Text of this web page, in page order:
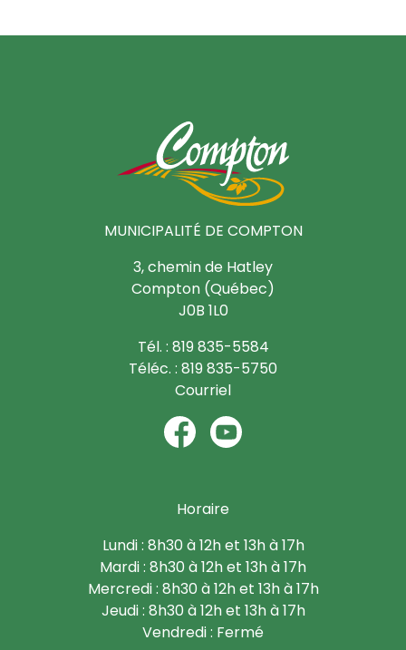
MUNICIPALITÉ DE COMPTON
3, chemin de Hatley
Compton (Québec)
J0B 1L0
Tél. : 819 835-5584
Téléc. : 819 835-5750
Courriel
Horaire
Lundi : 8h30 à 12h et 13h à 17h
Mardi : 8h30 à 12h et 13h à 17h
Mercredi : 8h30 à 12h et 13h à 17h
Jeudi : 8h30 à 12h et 13h à 17h
Vendredi : Fermé